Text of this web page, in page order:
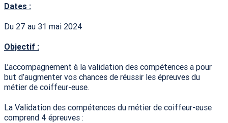
Dates :
Du 27 au 31 mai 2024
Objectif :
L’accompagnement à la validation des compétences a pour
but d’augmenter vos chances de réussir les épreuves du
métier de coiffeur-euse.
La Validation des compétences du métier de coiffeur-euse
comprend 4 épreuves :